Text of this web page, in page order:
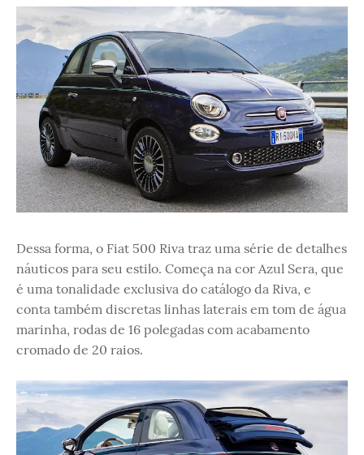
Dessa forma, o Fiat 500 Riva traz uma série de detalhes
náuticos para seu estilo. Começa na cor Azul Sera, que
é uma tonalidade exclusiva do catálogo da Riva, e
conta também discretas linhas laterais em tom de água
marinha, rodas de 16 polegadas com acabamento
cromado de 20 raios.